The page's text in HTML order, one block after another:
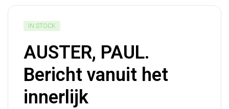
IN STOCK
AUSTER, PAUL.
Bericht vanuit het
innerlijk